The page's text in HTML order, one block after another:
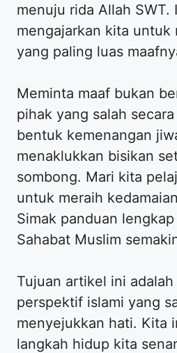
menuju rida Allah SWT.
mengajarkan kita untuk
yang paling luas
Meminta maaf bukan
pihak yang salah
bentuk kemenangan
menaklukkan bisikan
sombong. Mari kita
untuk meraih
Simak panduan
Sahabat Muslim
Tujuan artikel ini
perspektif islami yang
menyejukkan hati. Kita
langkah hidup kita